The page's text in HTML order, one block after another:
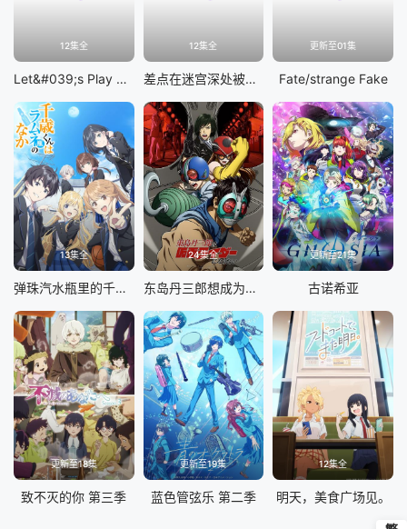
12集全
Let&#039;s Play 充满挑战的人生
12集全
差点在迷宫深处被信任的伙伴杀掉，但靠着天赐技能「无限扭蛋」获得等级9999的伙伴，我要向前队友和世界展开复仇&amp;「给他们好看！」
更新至01集
Fate/strange Fake
13集全
弹珠汽水瓶里的千岁同学
24集全
东岛丹三郎想成为假面骑士
更新至21集
古诺希亚
更新至18集
致不灭的你 第三季
更新至19集
蓝色管弦乐 第二季
12集全
明天，美食广场见。